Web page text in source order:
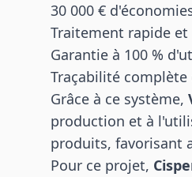
30 000 €
Traitement rapide
Garantie à 100 %
Traçabilité complète
Grâce à ce système,
production et à
produits, favorisant
Pour ce projet,